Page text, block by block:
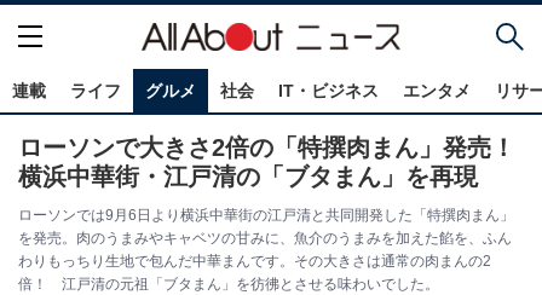
連載 ライフ グルメ 社会 IT・ビジネス エンタメ リサ
ローソンで大きさ2倍の「特撰肉まん」発売！
横浜中華街・江戸清の「ブタまん」を再現
ローソンでは9月6日より横浜中華街の江戸清と共同開発した「特撰肉まん」
を発売。肉のうまみやキャベツの甘みに、魚介のうまみを加えた餡を、ふん
わりもっちり生地で包んだ中華まんです。その大きさは通常の肉まんの2
倍！ 江戸清の元祖「ブタまん」を彷彿とさせる味わいでした。